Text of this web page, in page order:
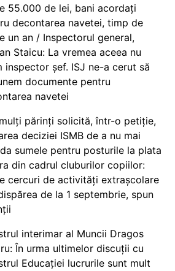
55.000 de lei, bani acordați
decontarea navetei, timp de
un an / Inspectorul general,
Staicu: La vremea aceea nu
inspector șef. ISJ ne-a cerut să
documente pentru
navetei
părinți solicită, într-o petiție,
deciziei ISMB de a nu mai
sumele pentru posturile la plata
din cadrul cluburilor copiilor:
cercuri de activități extrașcolare
de la 1 septembrie, spun
interimar al Muncii Dragos
În urma ultimelor discuții cu
Educației lucrurile sunt mult